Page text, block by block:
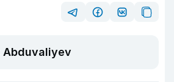
Abduvaliyev